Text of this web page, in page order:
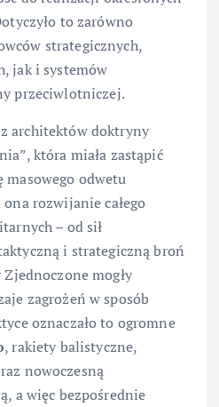
to zarówno
strategicznych,
jak i systemów
przeciwlotniczej.
architektów doktryny
która miała zastąpić
masowego odwetu
ona rozwijanie całego
– od sił
i strategiczną broń
mogły
zagrożeń w sposób
oznaczało to ogromne
, rakiety balistyczne,
nowoczesną
a więc bezpośrednie